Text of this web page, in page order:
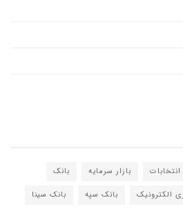
انتخابات بازار سرمایه
بانک
الکترونیک بانک سپه
بانک سینا